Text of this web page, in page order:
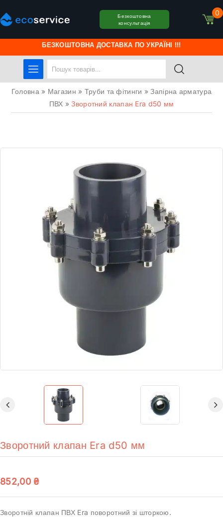
БЕЗКОШТОВНА ДОСТАВКА ПО УКРАЇНІ !!!
Безкоштовна
консультація
0
Головна » Магазин » Труби та фітинги »Запірна арматура
ПВХ »Зворотний клапан Era d50 мм
Зворотний клапан Era d50 мм
852,00 ₴
Зворотній клапан ПВХ Era поворотний зі шторкою.